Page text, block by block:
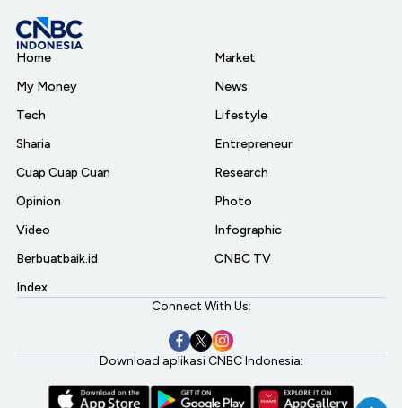
Home
My Money
Tech
Sharia
Cuap Cuap Cuan
Opinion
Video
Berbuatbaik.id
Index
Market
News
Lifestyle
Entrepreneur
Research
Photo
Infographic
CNBC TV
Connect With Us:
Download aplikasi CNBC Indonesia: